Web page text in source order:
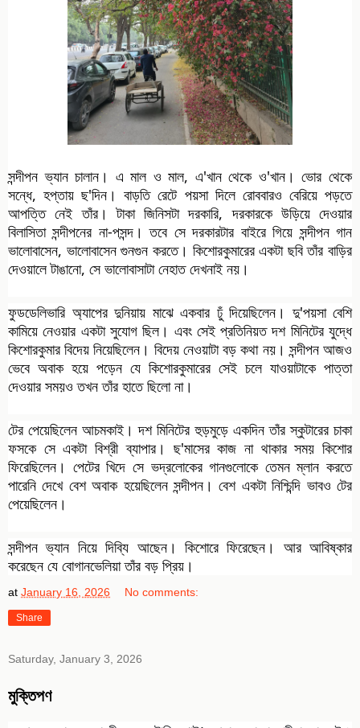
সন্দীপন ভ্যান চালান। এ মাল ও মাল, এ'খান থেকে ও'খান। ভোর থেকে
সন্ধে, হপ্তায় ছ'দিন। বাড়তি রেটে পয়সা দিলে রোববারও বেরিয়ে পড়তে
আপত্তি নেই তাঁর। টাকা জিনিসটা দরকারি, দরকারকে উড়িয়ে দেওয়ার
বিলাসিতা সন্দীপনের না-পসন্দ। তবে সে দরকারটার বাইরে গিয়ে সন্দীপন গান
ভালোবাসেন, ভালোবাসেন গুনগুন করতে। কিশোরকুমারের একটা ছবি তাঁর বাড়ির
দেওয়ালে টাঙানো, সে ভালোবাসাটা নেহাত দেখনাই নয়।
ফুডডেলিভারি অ্যাপের দুনিয়ায় মাঝে একবার ঢুঁ দিয়েছিলেন। দু'পয়সা বেশি
কামিয়ে নেওয়ার একটা সুযোগ ছিল। এবং সেই প্রতিনিয়ত দশ মিনিটের যুদ্ধে
কিশোরকুমার বিদেয় নিয়েছিলেন। বিদেয় নেওয়াটা বড় কথা নয়। সন্দীপন আজও
ভেবে অবাক হয়ে পড়েন যে কিশোরকুমারের সেই চলে যাওয়াটাকে পাত্তা
দেওয়ার সময়ও তখন তাঁর হাতে ছিলো না।
টের পেয়েছিলেন আচমকাই। দশ মিনিটের হুড়মুড়ে একদিন তাঁর স্কুটারের চাকা
ফসকে সে একটা বিশ্রী ব্যাপার। ছ'মাসের কাজ না থাকার সময় কিশোর
ফিরেছিলেন। পেটের খিদে সে ভদ্রলোকের গানগুলোকে তেমন ম্লান করতে
পারেনি দেখে বেশ অবাক হয়েছিলেন সন্দীপন। বেশ একটা নিশ্চিন্দি ভাবও টের
পেয়েছিলেন।
সন্দীপন ভ্যান নিয়ে দিব্যি আছেন। কিশোরে ফিরেছেন। আর আবিষ্কার
করেছেন যে বোগানভেলিয়া তাঁর বড় প্রিয়।
at January 16, 2026 No comments:
Share
Saturday, January 3, 2026
মুক্তিপণ